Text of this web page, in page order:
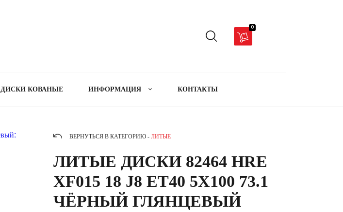
0
ДИСКИ КОВАНЫЕ ИНФОРМАЦИЯ КОНТАКТЫ
ВЕРНУТЬСЯ В КАТЕГОРИЮ - ЛИТЫЕ
ЛИТЫЕ ДИСКИ 82464 HRE
XF015 18 J8 ET40 5X100 73.1
ЧЁРНЫЙ ГЛЯНЦЕВЫЙ